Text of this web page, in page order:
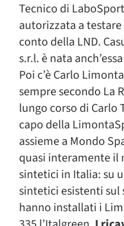
Tecnico di
autorizzata a
conto della LND.
s.r.l. è nata
Poi c’è Carlo
sempre secondo La
lungo corso di Carlo
capo della
assieme a Mondo
quasi interamente il
sintetici in Italia: su
sintetici esistenti sul
hanno installati i